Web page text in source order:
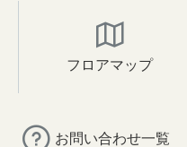
フロアマップ
お問い合わせ一覧